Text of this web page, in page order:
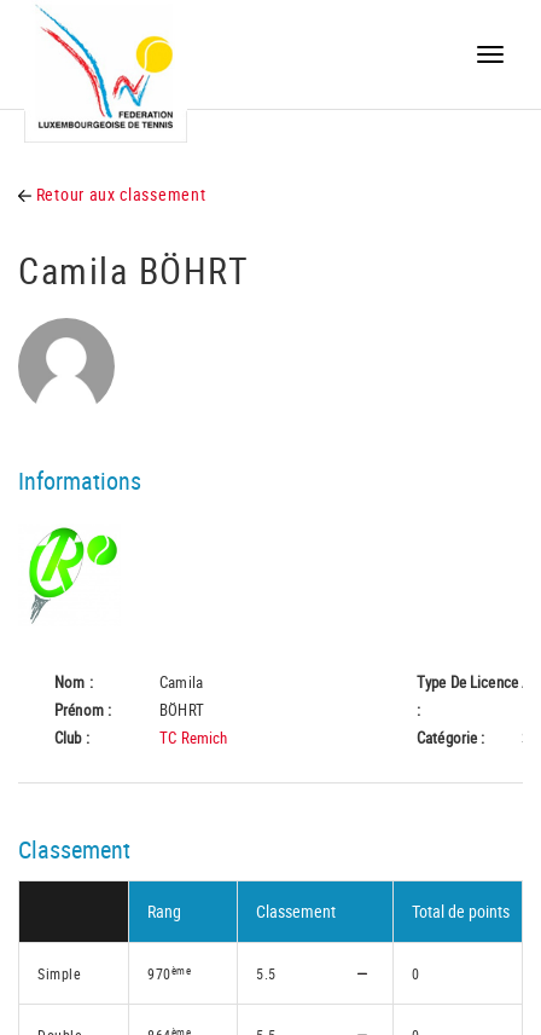
Toggle
Retour aux classement
Camila BÖHRT
Informations
Nom :
Camila
Prénom :
BÖHRT
Club :
TC Remich
Type De Licence
:
A
Catégorie :
Classement
Rang Classement Total de points
Simple 970ème 5.5 0
ème